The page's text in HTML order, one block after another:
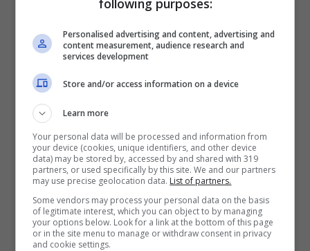
emblematico, non titolare nell’Inter ma quasi
inamovibile nello scacchiere azzurro.
Frattesi sa bene dell’interesse dellaJuve
col suo procuratore sta cercando ogni mossa
per provare a spingere nella direzione
bianconera, ma non è facile perché l’Inter
vuole monetizzare e perché dietro al
giocatore ci sonosquadre inglesiche si
muovono e aspettano il momento propizio
Personalised advertising and content, advertising and
content measurement, audience research and
services development
Store and/or access information on a device
Learn more
Your personal data will be processed and information from
your device (cookies, unique identifiers, and other device
data) may be stored by, accessed by and shared with 319
partners, or used specifically by this site. We and our partners
may use precise geolocation data. List of partners.
Some vendors may process your personal data on the basis
of legitimate interest, which you can object to by managing
your options below. Look for a link at the bottom of this page
or in the site menu to manage or withdraw consent in privacy
and cookie settings.